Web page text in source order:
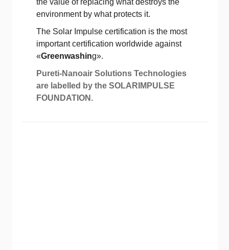
the value of replacing what destroys the
environment by what protects it.
The Solar Impulse certification is the most
important certification worldwide against
«Greenwashing».
Pureti-Nanoair Solutions Technologies
are labelled by the SOLARIMPULSE
FOUNDATION.